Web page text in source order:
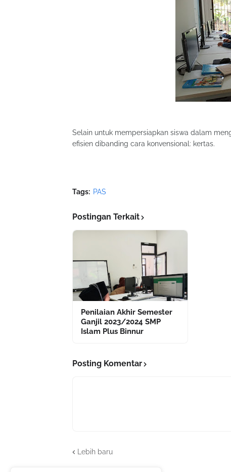
Selain untuk mempersiapkan siswa dalam
efisien dibanding cara konvensional: kertas.
Tags: PAS
Postingan Terkait
Penilaian Akhir Semester
Ganjil 2023/2024 SMP
Islam Plus Binnur
Posting Komentar
Lebih baru